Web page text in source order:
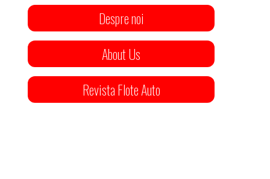
Despre noi
About Us
Revista Flote Auto